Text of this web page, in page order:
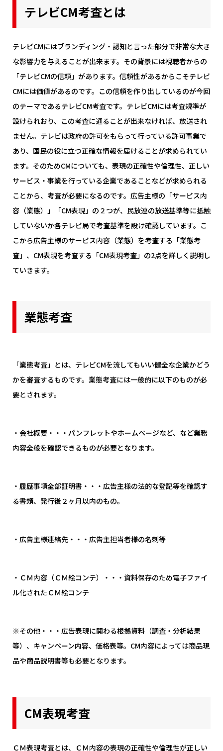
テレビCM考査とは
テレビCMにはブランディング・認知と言った部分で非常な大き
な影響力を与えることが出来ます。その背景には視聴者からの
「テレビCMの信頼」があります。信頼性があるからこそテレビ
CMには価値があるのです。この信頼を作り出しているのが今回
のテーマであるテレビCM考査です。テレビCMには考査規準が
設けられおり、この考査に通ることが出来なければ、放送され
ません。テレビは政府の許可をもらって行っている許可事業で
あり、国民の役に立つ正確な情報を届けることが求められてい
ます。そのためCMについても、表現の正確性や倫理性、正しい
サービス・事業を行っている企業であることなどが求められる
ことから、考査が必要になるのです。広告主様の「サービス内
容（業態）」「CM表現」の２つが、民放連の放送基準等に抵触
していないか各テレビ局で考査基準を設け確認しています。こ
こから広告主様のサービス内容（業態）を考査する「業態考
査」、CM表現を考査する「CM表現考査」の2点を詳しく説明し
ていきます。
業態考査
「業態考査」とは、テレビCMを流してもいい健全な企業かどう
かを審査するものです。業態考査には一般的に以下のものが必
要とされます。
・会社概要・・・ パンフレットやホームページなど、など業務
内容全般を確認できるものが必要となります。
・履歴事項全部証明書・・・ 広告主様の法的な登記等を確認す
る書類、発行後２ヶ月以内のもの。
・広告主様連絡先・・・ 広告主担当者様の名刺等
・ＣＭ内容（ＣＭ絵コンテ）・・・ 資料保存のため電子ファイ
ル化されたＣＭ絵コンテ
※その他・・・ 広告表現に関わる根拠資料（調査・分析結果
等）、キャンペーン内容、価格表等。CM内容によっては商品現
品や商品説明書等も必要となります。
CM表現考査
ＣＭ表現考査とは、ＣＭ内容の表現の正確性や倫理性が正しい